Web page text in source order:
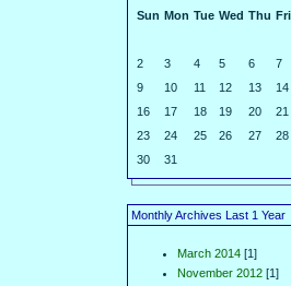
Sun Mon Tue Wed Thu Fri
2
3 4 5 6 7
9
10 11 12 13 14
16
17 18 19 20 21
23
24 25 26 27 28
30
31
Monthly Archives Last 1 Year
March 2014 [1]
November 2012 [1]